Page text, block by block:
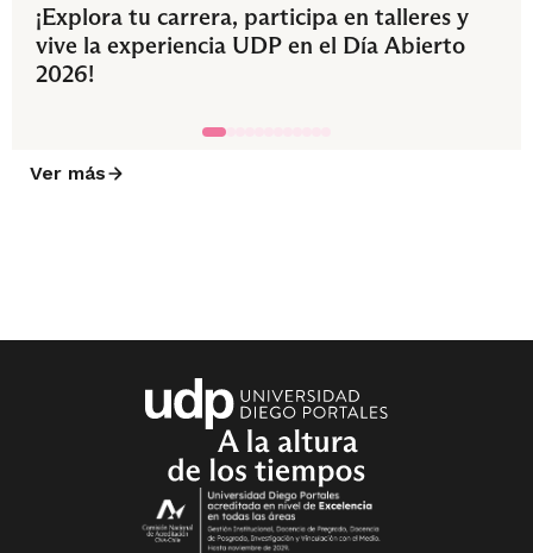
¡Explora tu carrera, participa en talleres y
vive la experiencia UDP en el Día Abierto
2026!
Ver más